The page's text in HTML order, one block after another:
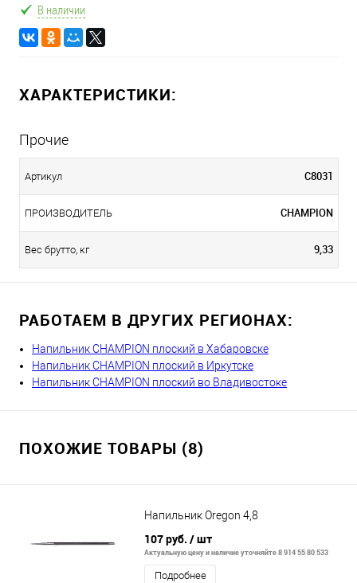
В наличии
ХАРАКТЕРИСТИКИ:
Прочие
Артикул C8031
ПРОИЗВОДИТЕЛЬ CHAMPION
Вес брутто, кг 9,33
РАБОТАЕМ В ДРУГИХ РЕГИОНАХ:
Напильник CHAMPION плоский в Хабаровске
Напильник CHAMPION плоский в Иркутске
Напильник CHAMPION плоский во Владивостоке
ПОХОЖИЕ ТОВАРЫ (8)
Напильник Oregon 4,8
107 руб. / шт
Актуальную цену и наличие уточняйте 8 914 55 80 533
Подробнее